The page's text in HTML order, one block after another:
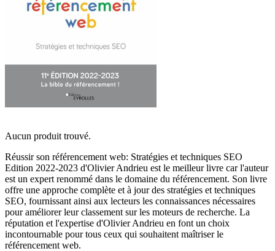
Aucun produit trouvé.
Réussir son référencement web: Stratégies et techniques SEO
Edition 2022-2023 d'Olivier Andrieu est le meilleur livre car l'auteur
est un expert renommé dans le domaine du référencement. Son livre
offre une approche complète et à jour des stratégies et techniques
SEO, fournissant ainsi aux lecteurs les connaissances nécessaires
pour améliorer leur classement sur les moteurs de recherche. La
réputation et l'expertise d'Olivier Andrieu en font un choix
incontournable pour tous ceux qui souhaitent maîtriser le
référencement web.